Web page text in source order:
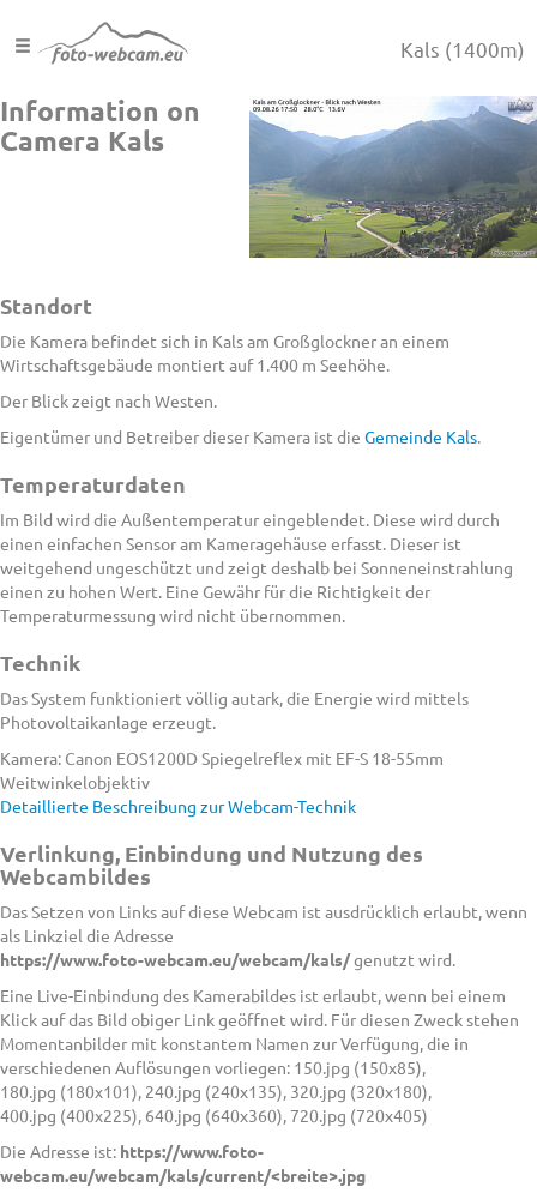
Kals (1400m)
Information on
Camera Kals
Standort
Die Kamera befindet sich in Kals am Großglockner an einem
Wirtschaftsgebäude montiert auf 1.400 m Seehöhe.
Der Blick zeigt nach Westen.
Eigentümer und Betreiber dieser Kamera ist die Gemeinde Kals.
Temperaturdaten
Im Bild wird die Außentemperatur eingeblendet. Diese wird durch
einen einfachen Sensor am Kameragehäuse erfasst. Dieser ist
weitgehend ungeschützt und zeigt deshalb bei Sonneneinstrahlung
einen zu hohen Wert. Eine Gewähr für die Richtigkeit der
Temperaturmessung wird nicht übernommen.
Technik
Das System funktioniert völlig autark, die Energie wird mittels
Photovoltaikanlage erzeugt.
Kamera: Canon EOS1200D Spiegelreflex mit EF-S 18-55mm
Weitwinkelobjektiv
Detaillierte Beschreibung zur Webcam-Technik
Verlinkung, Einbindung und Nutzung des
Webcambildes
Das Setzen von Links auf diese Webcam ist ausdrücklich erlaubt, wenn
als Linkziel die Adresse
https://www.foto-webcam.eu/webcam/kals/genutzt wird.
Eine Live-Einbindung des Kamerabildes ist erlaubt, wenn bei einem
Klick auf das Bild obiger Link geöffnet wird. Für diesen Zweck stehen
Momentanbilder mit konstantem Namen zur Verfügung, die in
verschiedenen Auflösungen vorliegen: 150.jpg (150x85),
180.jpg (180x101), 240.jpg (240x135), 320.jpg (320x180),
400.jpg (400x225), 640.jpg (640x360), 720.jpg (720x405)
Die Adresse ist: https://www.foto-
webcam.eu/webcam/kals/current/<breite>.jpg